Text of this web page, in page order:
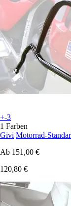
+-3
1 Farben
Givi Motorrad-
Ab 151,00 €
120,80 €